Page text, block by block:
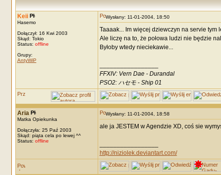
Keii
Hasemo
Dołączył: 16 Kwi 2003
Skąd: Tokio
Status: offline
Grupy:
AntyWiP
Wysłany: 11-01-2004, 18:50
Taaaak... Im więcej dziewczyn na servie tym
Ale liczę na to, że połowa ludzi nie będzie
Byłoby wtedy nieciekawie...
FFXIV: Vern Dae - Durandal
PSO2: ハセモ - Ship 01
Aria
Matka Opiekunka
Dołączyła: 25 Paź 2003
Skąd: piąta cela po lewej ^^
Status: offline
Wysłany: 11-01-2004, 18:58
ale ja JESTEM w Agendzie XD, coś sie
http://niziolek.deviantart.com/